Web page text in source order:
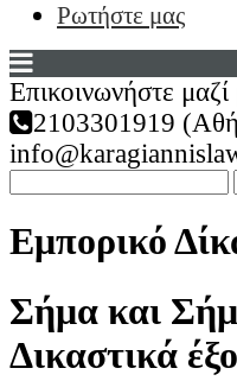
Ρωτήστε μας
Επικοινωνήστε μαζί
2103301919
Εμπορικό
Σήμα και
Δικαστικά